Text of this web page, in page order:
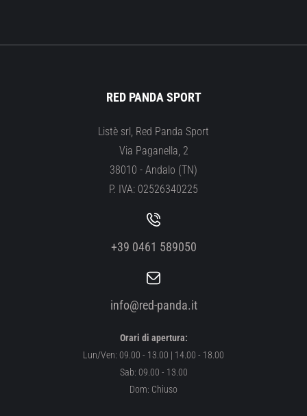
RED PANDA SPORT
Listè srl, Red Panda Sport
Via Paganella, 2
38010 - Andalo (TN)
P. IVA: 02526340225
+39 0461 589050
info@red-panda.it
Orari di apertura:
Lun/Ven: 09.00 - 13.00 | 14.00 - 18.00
Sab: 09.00 - 13.00
Dom: Chiuso